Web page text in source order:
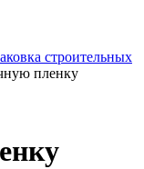
строительных
пленку